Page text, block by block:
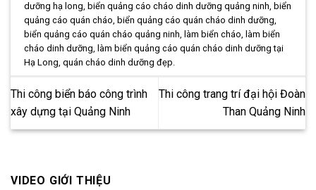
dưỡng hạ long, biển quảng cáo cháo dinh dưỡng quảng ninh, biển
quảng cáo quán cháo, biển quảng cáo quán cháo dinh dưỡng,
biển quảng cáo quán cháo quảng ninh, làm biển cháo, làm biển
cháo dinh dưỡng, làm biển quảng cáo quán cháo dinh dưỡng tại
Hạ Long,quán cháo dinh dưỡng đẹp.
Thi công biển báo công trình
xây dựng tại Quảng Ninh
Thi công trang trí đại hội Đoàn
Than Quảng Ninh
VIDEO GIỚI THIỆU